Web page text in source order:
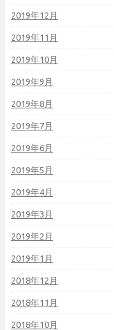
2019年12月
2019年11月
2019年10月
2019年9月
2019年8月
2019年7月
2019年6月
2019年5月
2019年4月
2019年3月
2019年2月
2019年1月
2018年12月
2018年11月
2018年10月